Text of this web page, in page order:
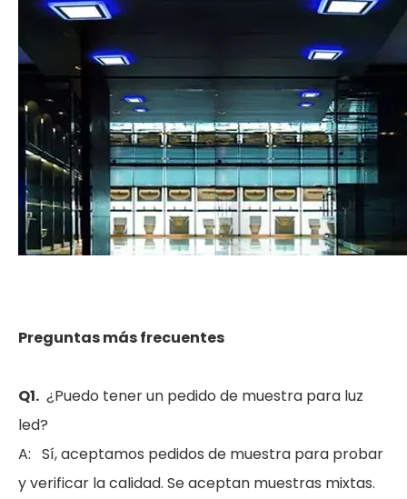
Preguntas más frecuentes
Q1. ¿Puedo tener un pedido de muestra para luz
led?
A: Sí, aceptamos pedidos de muestra para probar
y verificar la calidad. Se aceptan muestras mixtas.